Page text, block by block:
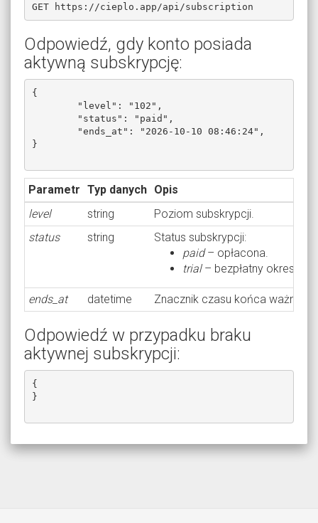
GET https://cieplo.app/api/subscription
Odpowiedź, gdy konto posiada
aktywną subskrypcję:
{
}
Parametr Typ danych Opis
level
string
Poziom subskrypcji.
status
string
Status subskrypcji:
paid– opłacona.
trial– bezpłatny okres
ends_at datetime Znacznik czasu końca
Odpowiedź w przypadku braku
aktywnej subskrypcji:
{
}